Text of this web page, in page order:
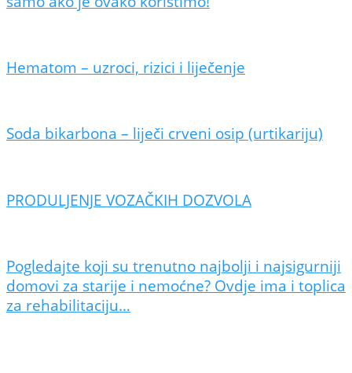
Hematom – uzroci, rizici i liječenje
Soda bikarbona – liječi crveni osip (urtikariju)
PRODULJENJE VOZAČKIH DOZVOLA
Pogledajte koji su trenutno najbolji i najsigurniji
domovi za starije i nemoćne? Ovdje ima i toplica
za rehabilitaciju…